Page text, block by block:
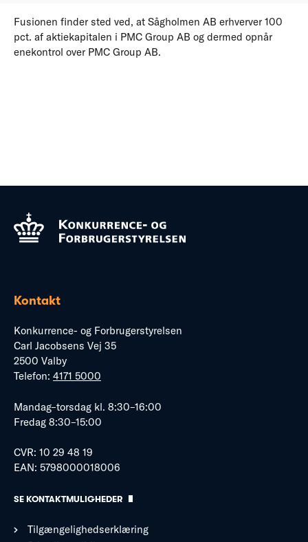
Fusionen finder sted ved, at Sågholmen AB erhverver 100
pct. af aktiekapitalen i PMC Group AB og dermed opnår
enekontrol over PMC Group AB.
Kontakt
Konkurrence- og Forbrugerstyrelsen
Carl Jacobsens Vej 35
2500 Valby
Telefon: 4171 5000
Mandag–torsdag kl. 8:30–16:00
Fredag 8:30–15:00
CVR: 10 29 48 19
EAN: 5798000018006
SE KONTAKTMULIGHEDER
Tilgængelighedserklæring